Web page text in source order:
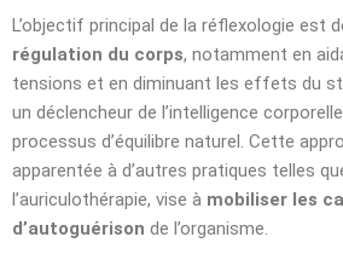
L’objectif principal de la réflexologie est
régulation du corps, notamment en
tensions et en diminuant les effets du
un déclencheur de l’intelligence
processus d’équilibre naturel. Cette
apparentée à d’autres pratiques telles
l’auriculothérapie, vise à mobiliser les
d’autoguérison de l’organisme.